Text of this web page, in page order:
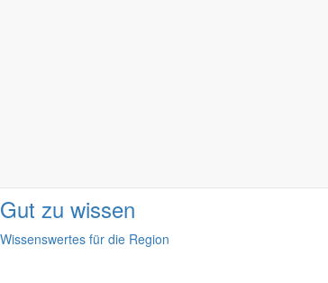
Gut zu wissen
Wissenswertes für die Region